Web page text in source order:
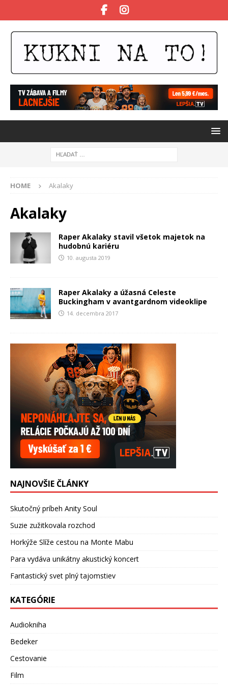
HOME Akalaky
Akalaky
Raper Akalaky stavil všetok majetok na
hudobnú kariéru
10. augusta 2019
Raper Akalaky a úžasná Celeste
Buckingham v avantgardnom videoklipe
14. decembra 2017
NAJNOVŠIE ČLÁNKY
Skutočný príbeh Anity Soul
Suzie zužitkovala rozchod
Horkýže Slíže cestou na Monte Mabu
Para vydáva unikátny akustický koncert
Fantastický svet plný tajomstiev
KATEGÓRIE
Audiokniha
Bedeker
Cestovanie
Film